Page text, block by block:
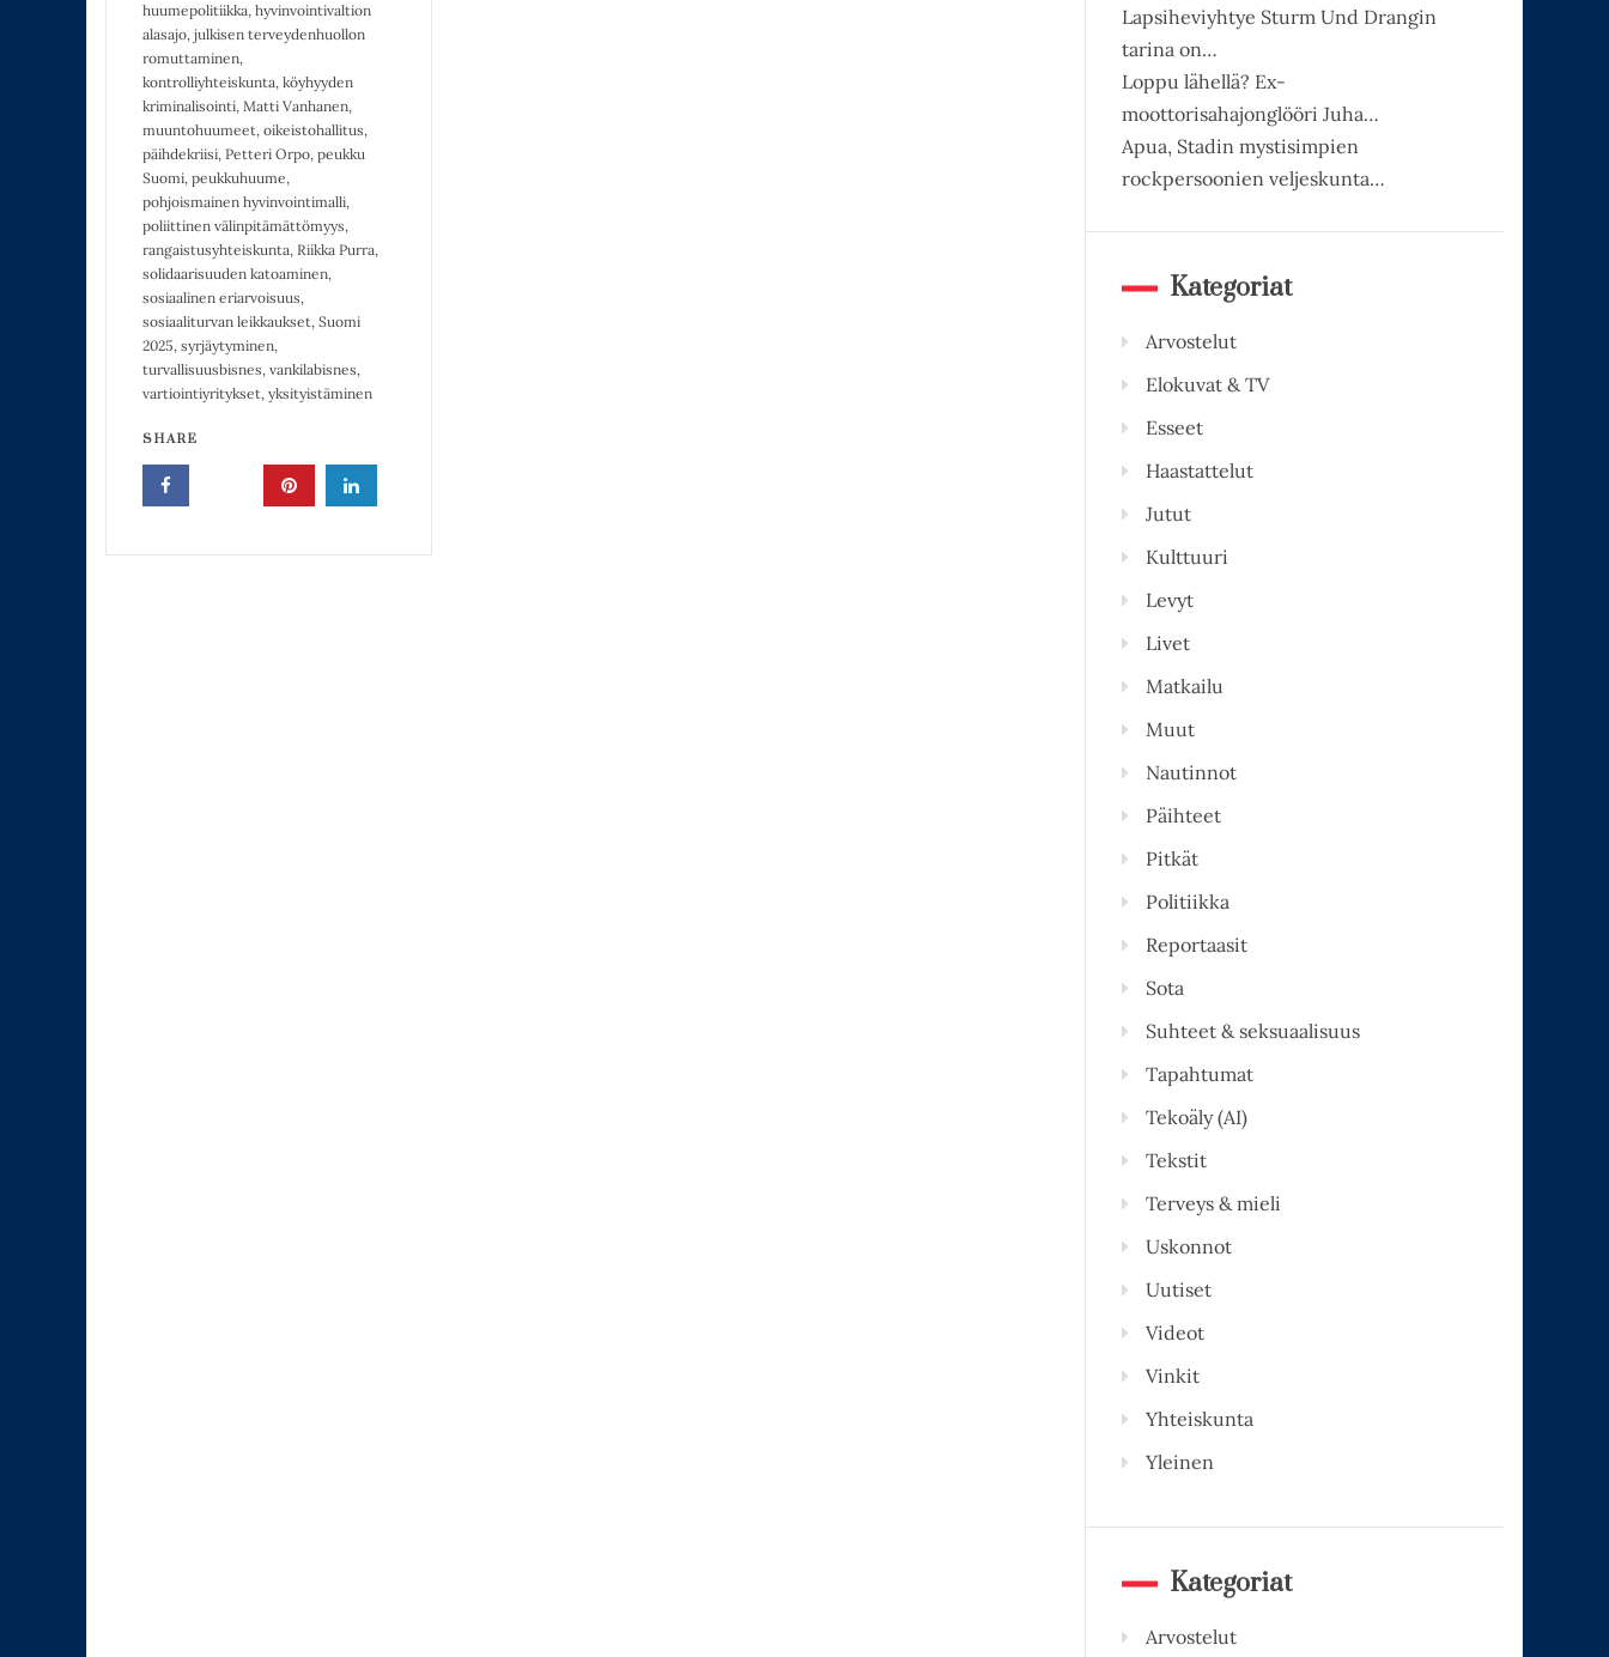
huumepolitiikka, hyvinvointivaltion
alasajo, julkisen terveydenhuollon
romuttaminen,
kontrolliyhteiskunta, köyhyyden
kriminalisointi, Matti Vanhanen,
muuntohuumeet, oikeistohallitus,
päihdekriisi, Petteri Orpo, peukku
Suomi, peukkuhuume,
pohjoismainen hyvinvointimalli,
poliittinen välinpitämättömyys,
rangaistusyhteiskunta, Riikka Purra,
solidaarisuuden katoaminen,
sosiaalinen eriarvoisuus,
sosiaaliturvan leikkaukset, Suomi
2025, syrjäytyminen,
turvallisuusbisnes, vankilabisnes,
vartiointiyritykset, yksityistäminen
SHARE
Lapsiheviyhtye Sturm Und Drangin
tarina on…
Loppu lähellä? Ex-
moottorisahajonglööri Juha…
Apua, Stadin mystisimpien
rockpersoonien veljeskunta…
Kategoriat
Arvostelut
Elokuvat & TV
Esseet
Haastattelut
Jutut
Kulttuuri
Levyt
Livet
Matkailu
Muut
Nautinnot
Päihteet
Pitkät
Politiikka
Reportaasit
Sota
Suhteet & seksuaalisuus
Tapahtumat
Tekoäly (AI)
Tekstit
Terveys & mieli
Uskonnot
Uutiset
Videot
Vinkit
Yhteiskunta
Yleinen
Kategoriat
Arvostelut